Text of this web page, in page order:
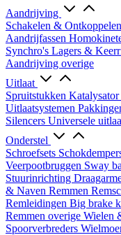
Aandrijving
Schakelen & Ontkoppelen
Aandrijfassen
Synchro's Lagers &
Aandrijving overige
Uitlaat
Spruitstukken
Uitlaatsystemen
Silencers Universele
Onderstel
Schroefsets
Veerpootbruggen Sway
Stuurinrichting
& Naven Remmen
Remleidingen Big brake
Remmen overige Wielen
Spoorverbreders